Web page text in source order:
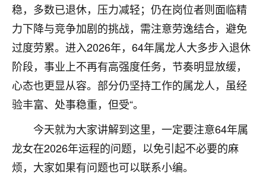
稳，多数已退休，压力减轻；仍在岗位者则面临精
力下降与竞争加剧的挑战，需注意劳逸结合，避免
过度劳累。进入2026年，64年属龙人大多步入退休
阶段，事业上不再有高强度任务，节奏明显放缓，
心态也更显从容。部分仍坚持工作的属龙人，虽经
验丰富、处事稳重，但受“。
今天就为大家讲解到这里，一定要注意64年属
龙女在2026年运程的问题，以免引起不必要的麻
烦，大家如果有问题也可以联系小编。
老师做不做超度法事？我想给我奶奶做超度，她今年
刚去世了。
七零老顽童：我母亲前年离世，刚开始我经常
做梦梦见她，后来也是朋友介绍，找到慧来老
师，安排了超度法事，做梦再也没有梦到过
了，一开始是半信半疑的，图个心安，给亡母
超度，现在看来，人不信也不行。
2天前 来自云南 11
优秀的张同学